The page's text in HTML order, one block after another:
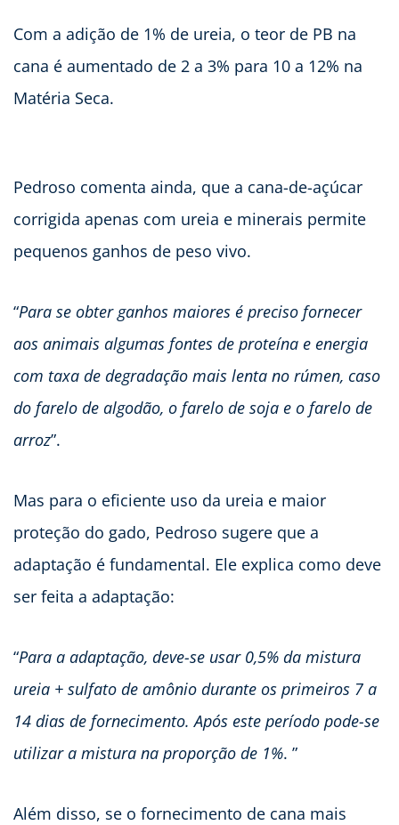
Com a adição de 1% de ureia, o teor de PB na
cana é aumentado de 2 a 3% para 10 a 12% na
Matéria Seca.
Pedroso comenta ainda, que a cana-de-açúcar
corrigida apenas com ureia e minerais permite
pequenos ganhos de peso vivo.
“Para se obter ganhos maiores é preciso fornecer
aos animais algumas fontes de proteína e energia
com taxa de degradação mais lenta no rúmen, caso
do farelo de algodão, o farelo de soja e o farelo de
arroz”.
Mas para o eficiente uso da ureia e maior
proteção do gado, Pedroso sugere que a
adaptação é fundamental. Ele explica como deve
ser feita a adaptação:
“Para a adaptação, deve-se usar 0,5% da mistura
ureia + sulfato de amônio durante os primeiros 7 a
14 dias de fornecimento. Após este período pode-se
utilizar a mistura na proporção de 1%. ”
Além disso, se o fornecimento de cana mais